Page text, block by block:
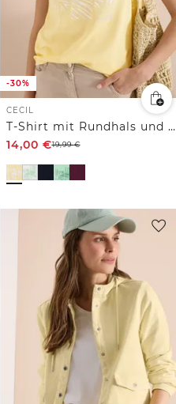
-30%
CECIL
T-Shirt mit Rundhals und Artwork
14,00 €19,99€